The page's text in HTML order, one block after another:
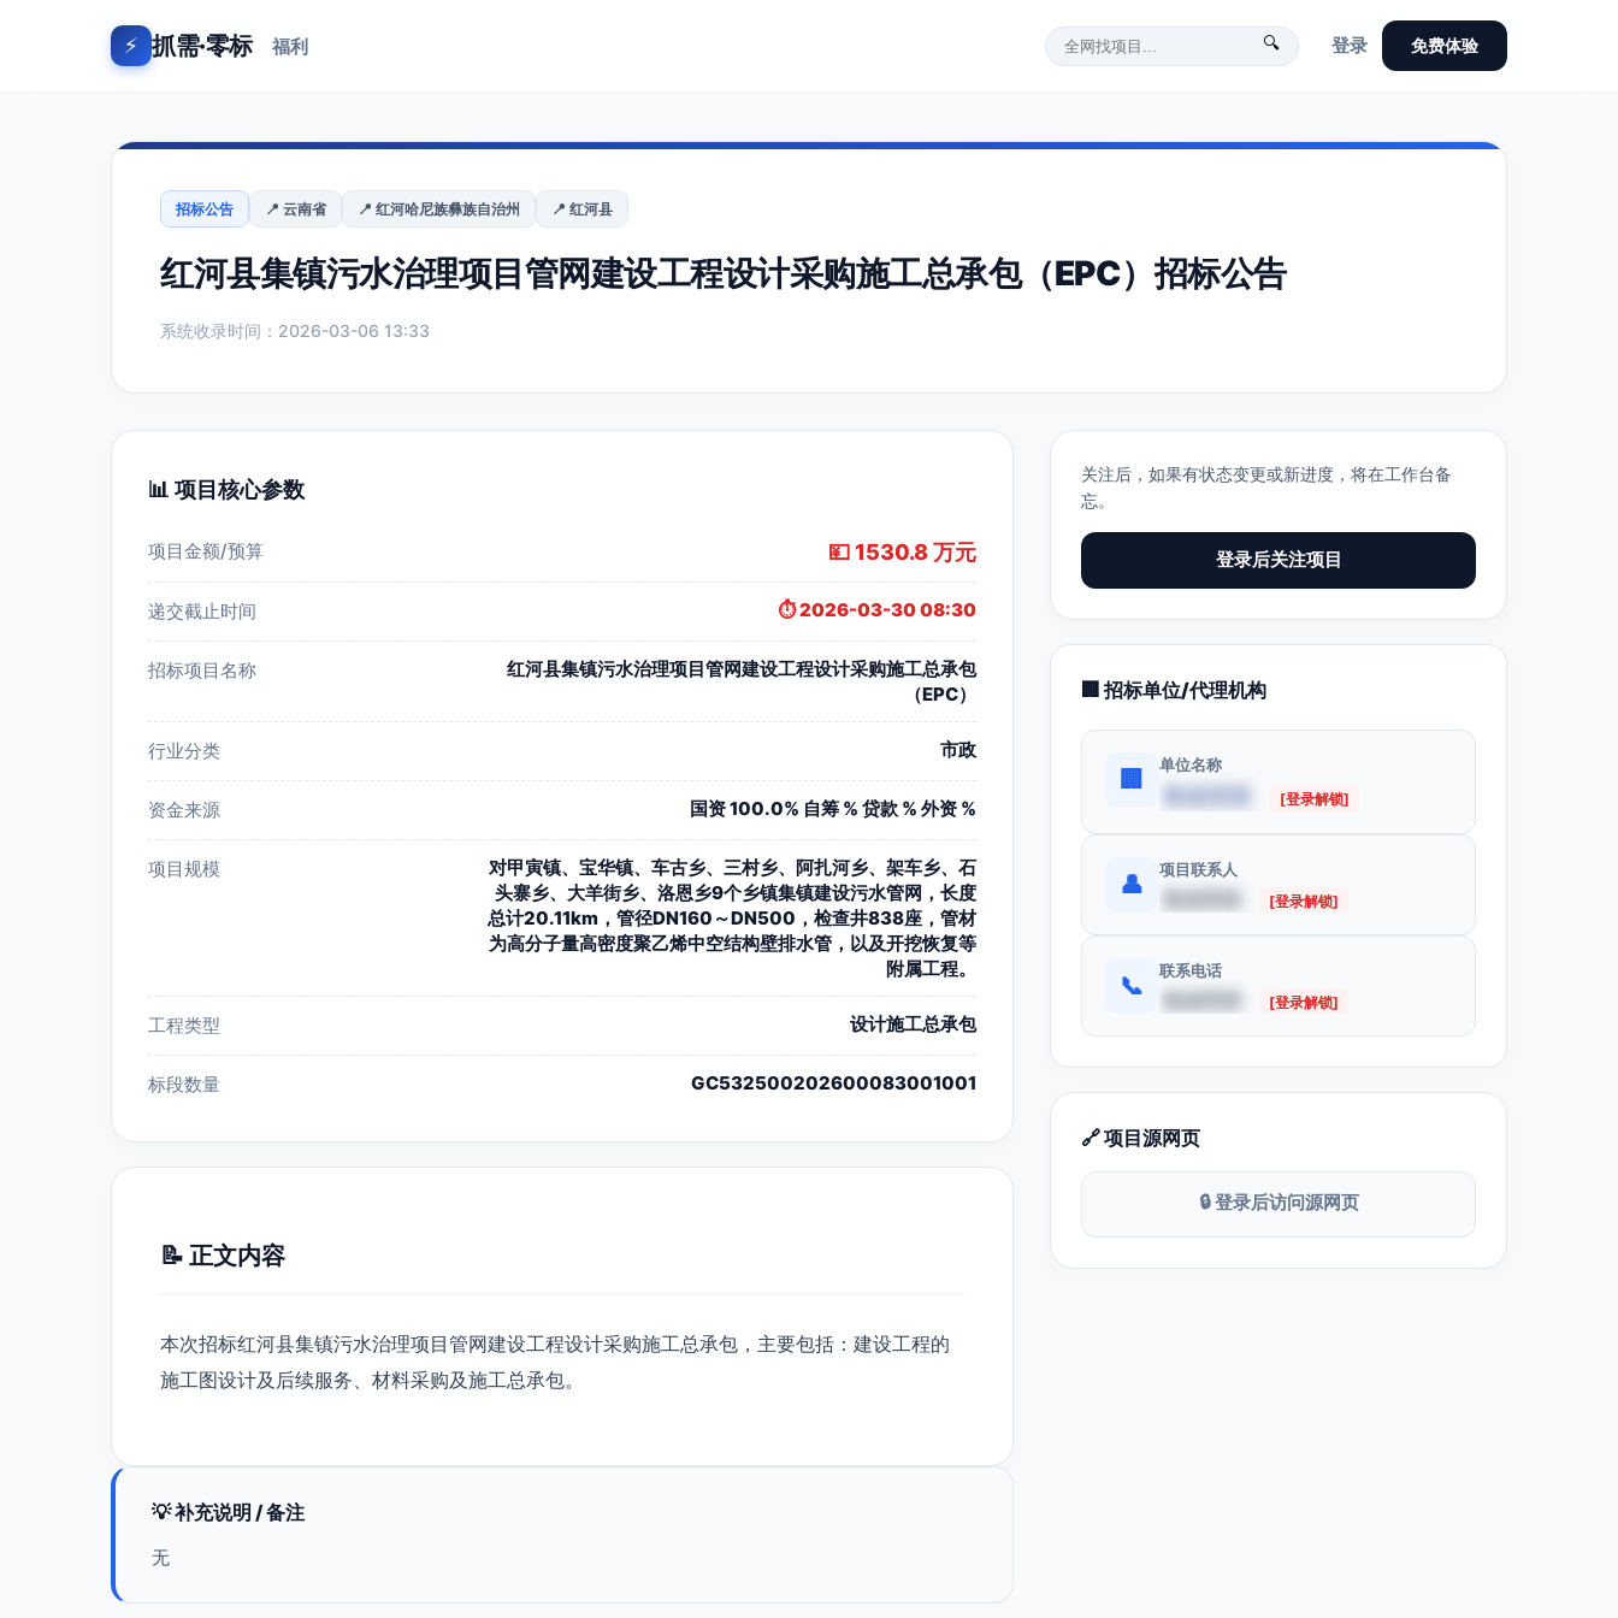
⚡ 抓需·零标 福利 🔍 登录 免费体验
招标公告 📍 云南省 📍 红河哈尼族彝族自治州 📍 红河县
红河县集镇污水治理项目管网建设工程设计采购施工总承包（EPC）招标公告
系统收录时间：2026-03-06 13:33
📊 项目核心参数
项目金额/预算 💴 1530.8 万元
递交截止时间 ⏱️ 2026-03-30 08:30
招标项目名称
红河县集镇污水治理项目管网建设工程设计采购施工总承包
（EPC）
行业分类 市政
资金来源 国资 100.0% 自筹 % 贷款 % 外资 %
项目规模
对甲寅镇、宝华镇、车古乡、三村乡、阿扎河乡、架车乡、石
头寨乡、大羊街乡、洛恩乡9个乡镇集镇建设污水管网，长度
总计20.11km，管径DN160～DN500，检查井838座，管材
为高分子量高密度聚乙烯中空结构壁排水管，以及开挖恢复等
附属工程。
工程类型 设计施工总承包
标段数量 GC532500202600083001001
📝 正文内容
本次招标红河县集镇污水治理项目管网建设工程设计采购施工总承包，主要包括：建设工程的
施工图设计及后续服务、材料采购及施工总承包。
💡 补充说明 / 备注
无
关注后，如果有状态变更或新进度，将在工作台备
忘。
登录后关注项目
🏢 招标单位/代理机构
🏢
单位名称
[登录解锁]
👤
项目联系人
[登录解锁]
📞
联系电话
[登录解锁]
🔗 项目源网页
🔒 登录后访问源网页